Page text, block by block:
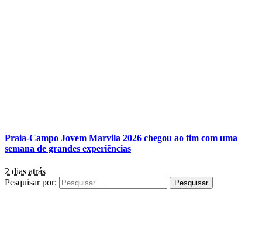
Praia-Campo Jovem Marvila 2026 chegou ao fim com uma
semana de grandes experiências
2 dias atrás
Pesquisar por: